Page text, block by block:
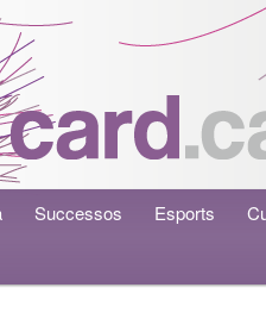
Successos Esports